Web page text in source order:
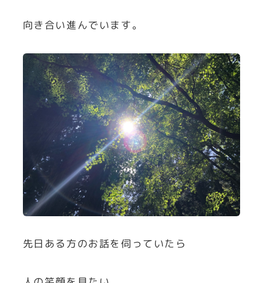
向き合い進んでいます。
先日ある方のお話を伺っていたら